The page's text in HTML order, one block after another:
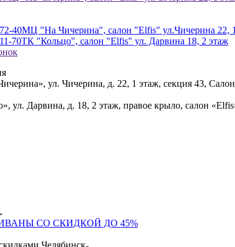
40МЦ "На Чичерина", салон "Elfis" ул.Чичерина 22,
70ТК "Кольцо", салон "Elfis" ул. Дарвина 18, 2 этаж
ул. Чичерина, д. 22, 1 этаж, секция 43,
ул. Дарвина, д. 18, 2 этаж, правое крыло, салон
СО СКИДКОЙ ДО 45%
Челябинск